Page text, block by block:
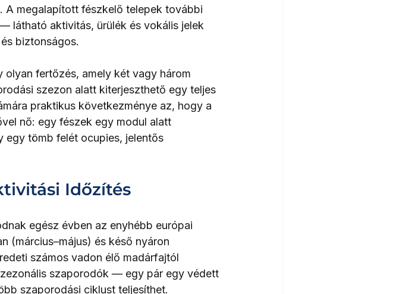
A megalapított fészkelő telepek további
látható aktivitás, ürülék és vokális jelek
biztonságos.
olyan fertőzés, amely két vagy három
szezon alatt kiterjeszthető egy teljes
praktikus következménye az, hogy a
nő: egy fészek egy modul alatt
egy tömb felét ocupies, jelentős
Időzítés
egész évben az enyhébb európai
(március–május) és késő nyáron
számos vadon élő madárfajtól
szaporodók — egy pár egy védett
szaporodási ciklust teljesíthet.